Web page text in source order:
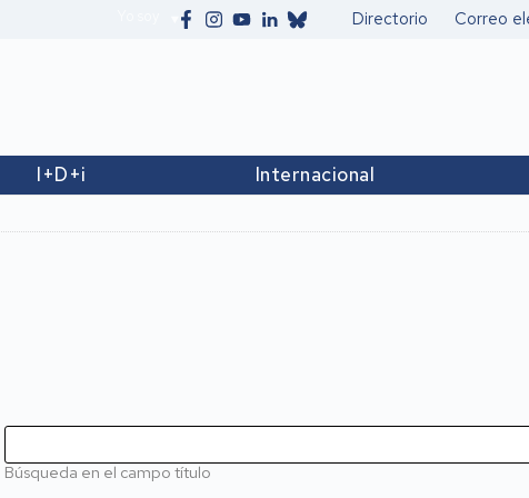
Secundario
Directorio Correo
I+D+i Internacional
Búsqueda en el campo título